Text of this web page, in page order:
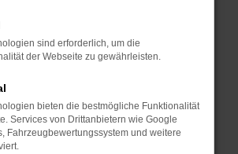
Fehler aufgetreten.
Tipps, die dir helfen können:
deine Firewall und deine
Webseiten, zum Beispiel deine
sind erforderlich, um die
der Webseite zu gewährleisten.
bieten die bestmögliche Funktionalität
Services von Drittanbietern wie Google
Fahrzeugbewertungssystem und weitere